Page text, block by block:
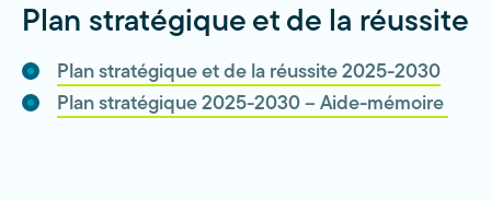
Plan stratégique et de la réussite
Plan stratégique et de la réussite 2025-2030
Plan stratégique 2025-2030 – Aide-mémoire